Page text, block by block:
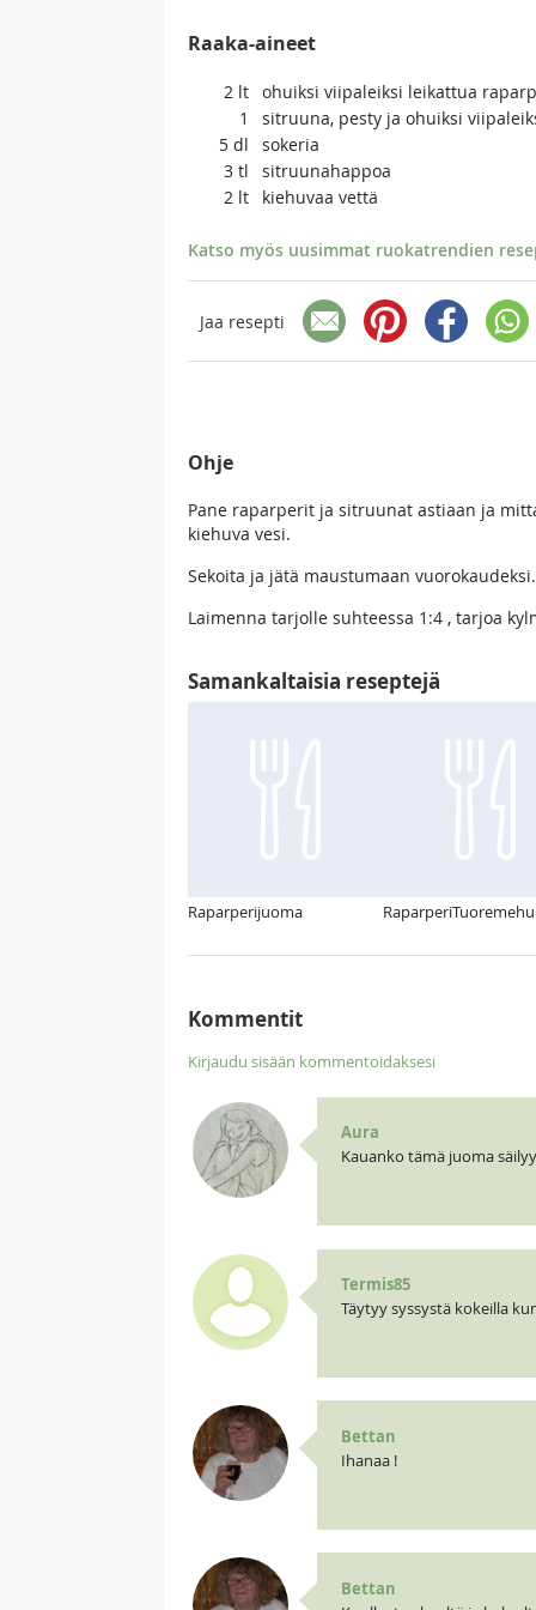
Raaka-aineet
2 lt ohuiksi viipaleiksi leikattua
1
sitruuna, pesty ja ohuiksi
5 dl
sokeria
3 tl
sitruunahappoa
2 lt kiehuvaa vettä
Katso myös uusimmat ruokatrendien
Jaa resepti
Ohje
Pane raparperit ja sitruunat astiaan ja
kiehuva vesi.
Sekoita ja jätä maustumaan
Laimenna tarjolle suhteessa 1:4 , tarjoa
Samankaltaisia reseptejä
Raparperijuoma RaparperiTuoremehu
Kommentit
Kirjaudu sisään kommentoidaksesi
Aura
Kauanko tämä juoma
Termis85
Täytyy syssystä kokeilla
Bettan
Ihanaa !
Bettan